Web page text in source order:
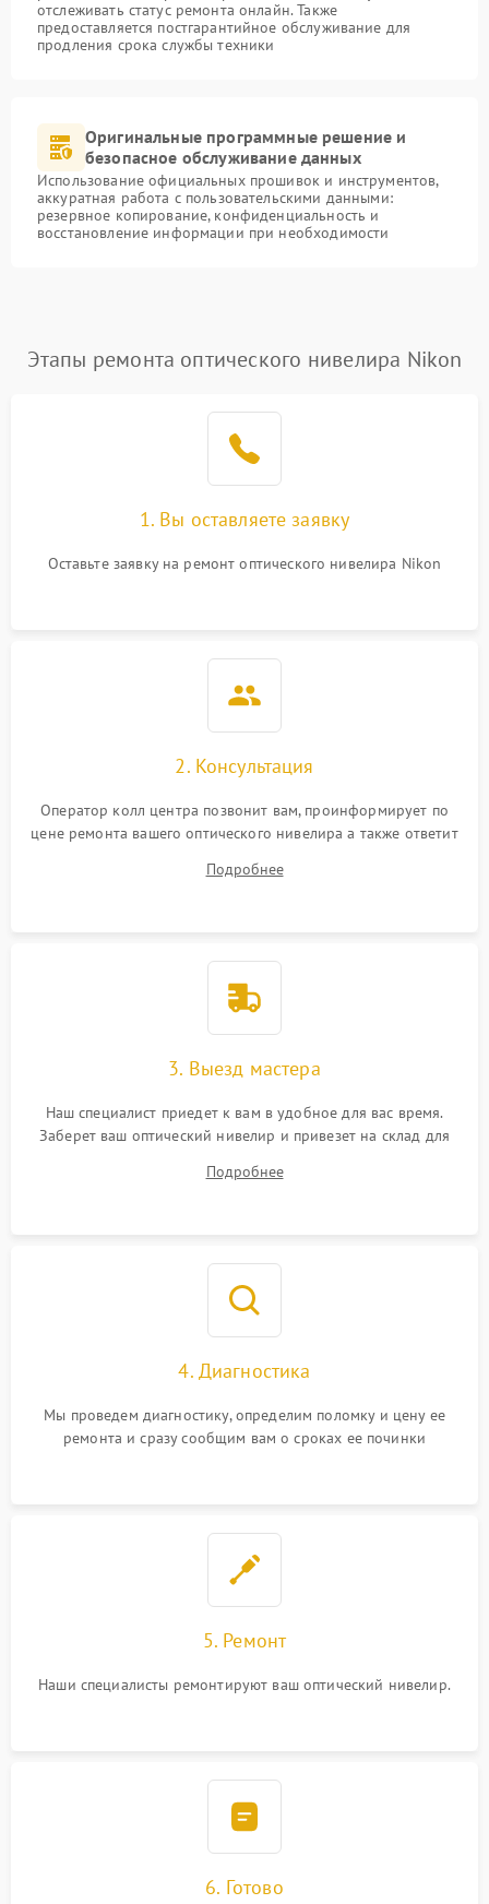
отслеживать статус ремонта онлайн. Также
предоставляется постгарантийное обслуживание для
продления срока службы техники
Оригинальные программные решение и
безопасное обслуживание данных
Использование официальных прошивок и инструментов,
аккуратная работа с пользовательскими данными:
резервное копирование, конфиденциальность и
восстановление информации при необходимости
Этапы ремонта оптического нивелира Nikon
1. Вы оставляете заявку
Оставьте заявку на ремонт оптического нивелира Nikon
2. Консультация
Оператор колл центра позвонит вам, проинформирует по
цене ремонта вашего оптического нивелира а также ответит
Подробнее
3. Выезд мастера
Наш специалист приедет к вам в удобное для вас время.
Заберет ваш оптический нивелир и привезет на склад для
Подробнее
4. Диагностика
Мы проведем диагностику, определим поломку и цену ее
ремонта и сразу сообщим вам о сроках ее починки
5. Ремонт
Наши специалисты ремонтируют ваш оптический нивелир.
6. Готово